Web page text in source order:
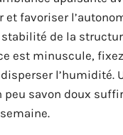
favoriser
de la
est minuscule,
peu savon doux